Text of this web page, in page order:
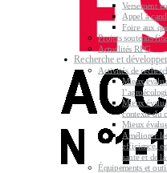
Versement
Appel à
Foire aux
Projets soutenus
Actualités RPG
Recherche et
Activités de
Mieux
Mieux
contexte du
Mieux
Améliorer
efficience,
santé et de
Équipements et